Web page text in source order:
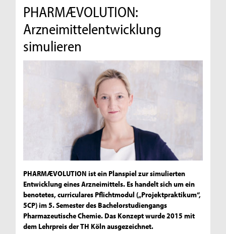
PHARMÆVOLUTION:
Arzneimittelentwicklung
simulieren
PHARMÆVOLUTION ist ein Planspiel zur simulierten
Entwicklung eines Arzneimittels. Es handelt sich um ein
benotetes, curriculares Pflichtmodul („Projektpraktikum“,
5CP) im 5. Semester des Bachelorstudiengangs
Pharmazeutische Chemie. Das Konzept wurde 2015 mit
dem Lehrpreis der TH Köln ausgezeichnet.